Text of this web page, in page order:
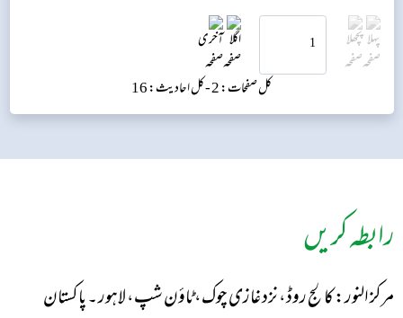
کل صفحات: 2 - کل احادیث: 16
رابطہ کریں
مرکز النور: کالج روڈ، نزد غازی چوک، ٹاؤن شپ، لاہور ۔ پاکستان